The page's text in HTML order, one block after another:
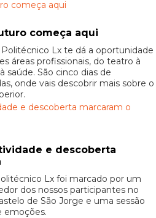
começa aqui
Lx te dá a oportunidade
áreas profissionais, do teatro à
saúde. São cinco dias de
onde vais descobrir mais sobre o
e descoberta
Lx foi marcado por um
dos nossos participantes no
de São Jorge e uma sessão
emoções.